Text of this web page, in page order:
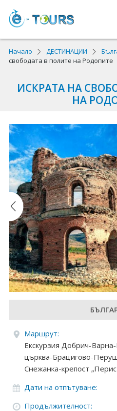
ЕКСКУРЗИИ
Екскурзии в Европа
Самолетни екскурзии
ПОЧИВКИ
Почивки с тръгване от Варна
Лято 2026
Най-търсени оферти
Круизи
Уикенд програми
ДЕСТИНАЦИИ
Египет
Чехия
България
Китай
Румъния
Начало ДЕСТИНАЦИИ
свободата в полите на Родопите
ИСКРАТА НА
НА
Маршрут:
Екскурзия Добрич-
църква-Брацигово-
Снежанка-крепост
Дати на отпътуване:
Продължителност: